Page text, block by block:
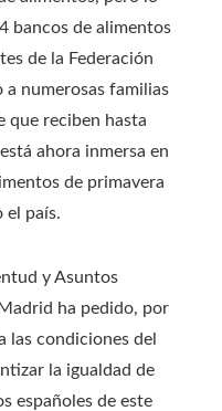
bancos de alimentos
de la Federación
a numerosas familias
que reciben hasta
ahora inmersa en
de primavera
el país.
y Asuntos
ha pedido, por
las condiciones del
la igualdad de
españoles de este